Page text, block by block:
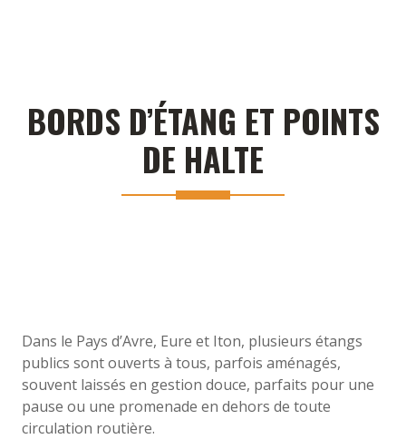
BORDS D’ÉTANG ET POINTS
DE HALTE
Dans le Pays d’Avre, Eure et Iton, plusieurs étangs
publics sont ouverts à tous, parfois aménagés,
souvent laissés en gestion douce, parfaits pour une
pause ou une promenade en dehors de toute
circulation routière.